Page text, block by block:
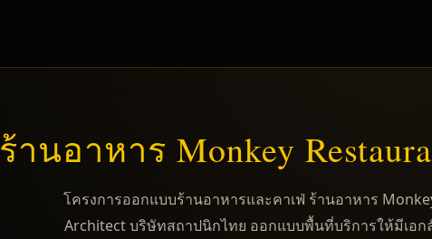
ร้านอาหาร Monkey
โครงการออกแบบร้านอาหารและคาเฟ่ ร้านอาหาร
Architect บริษัทสถาปนิกไทย ออกแบบพื้นที่บริการให้มีเอ